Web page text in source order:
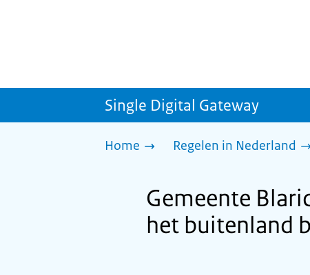
Single Digital Gateway
Home Regelen in Nederland
Gemeente
het buitenland